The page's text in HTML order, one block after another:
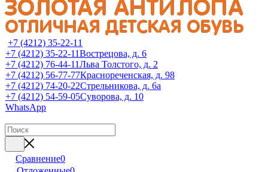
+7 (4212) 35-22-11
+7 (4212) 35-22-11Вострецова, д. 6
+7 (4212) 76-44-11Льва Толстого, д. 2
+7 (4212) 56-77-77Краснореченская, д. 98
+7 (4212) 74-20-22Стрельникова, д. 6а
+7 (4212) 54-59-05Суворова, д. 10
WhatsApp
Сравнение0